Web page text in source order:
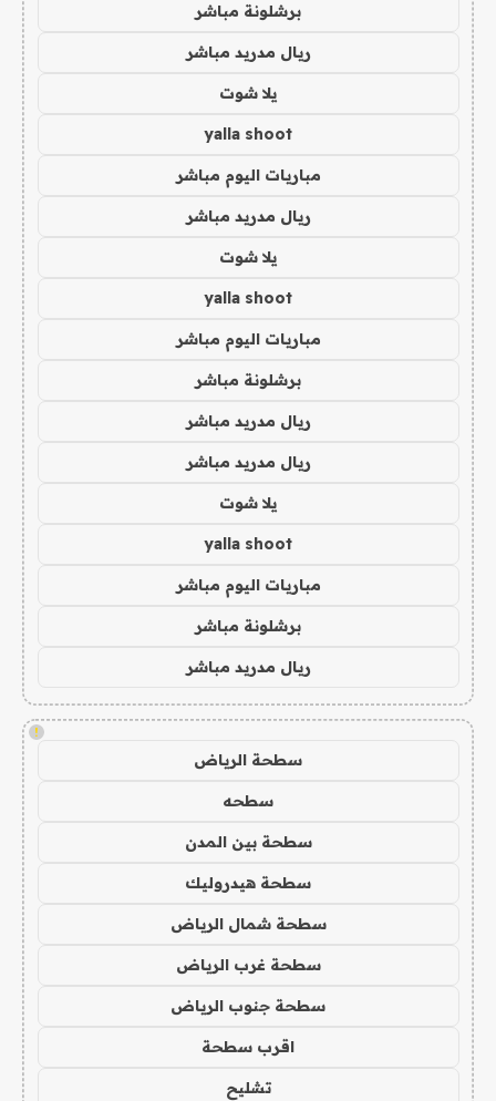
برشلونة مباشر
ريال مدريد مباشر
يلا شوت
yalla shoot
مباريات اليوم مباشر
ريال مدريد مباشر
يلا شوت
yalla shoot
مباريات اليوم مباشر
برشلونة مباشر
ريال مدريد مباشر
ريال مدريد مباشر
يلا شوت
yalla shoot
مباريات اليوم مباشر
برشلونة مباشر
ريال مدريد مباشر
!
سطحة الرياض
سطحه
سطحة بين المدن
سطحة هيدروليك
سطحة شمال الرياض
سطحة غرب الرياض
سطحة جنوب الرياض
اقرب سطحة
تشليح